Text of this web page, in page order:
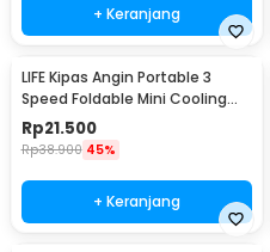
+ Keranjang
LIFE Kipas Angin Portable 3
Speed Foldable Mini Cooling
Fan 800mAh - Y8
Rp21.500
Rp38.900 45%
+ Keranjang